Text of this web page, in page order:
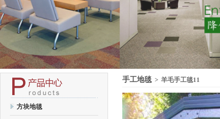
方块地毯
手工地毯> 羊毛手工毯11